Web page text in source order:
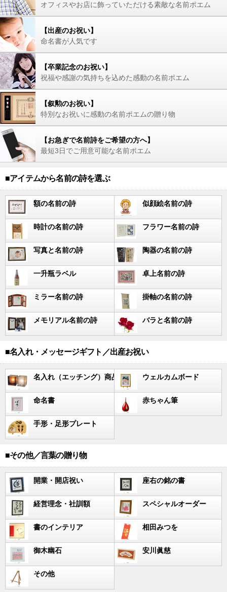
オフィスやお店に飾っていただける素敵な名前ポエム
【出産のお祝い】
命名書が人気です
【卒業記念のお祝い】
祝福や感謝の気持ちを込めた感動の名前ポエム
【叙勲のお祝い】
特別なお祝いに感動の名前ポエムの贈り物
【お急ぎで名前詩をご希望の方へ】
最短3日でご用意可能な名前ポエム
■アイテムから名前の詩を選ぶ
額の名前の詩 似顔絵名前の詩
時計の名前の詩 フラワー名前の詩
写真と名前の詩 陶器の名前の詩
一升瓶ラベル 卓上名前の詩
ミラー名前の詩 掛軸の名前の詩
メモリアル名前の詩 バラと名前の詩
■名入れ・メッセージギフト／出産お祝い
名入れ（エッチング）商品 ウェルカムボード
命名書 赤ちゃん筆
手形・足形プレート
■その他／言葉の贈り物
開業・開店祝い 座右の銘の書
経営理念・社訓額 スペシャルオーダー
書のインテリア 相田みつを
御木幽石 安川眞慈
その他